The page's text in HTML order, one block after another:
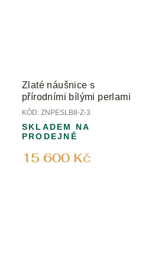
Zlaté náušnice s
přírodními bílými perlami
KÓD: ZNPESLB8-Z-3
15 600 Kč
SKLADEM NA
PRODEJNĚ